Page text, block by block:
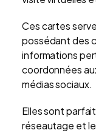
Ces cartes
possédant des
informations
coordonnées
médias sociaux.
Elles sont
réseautage et